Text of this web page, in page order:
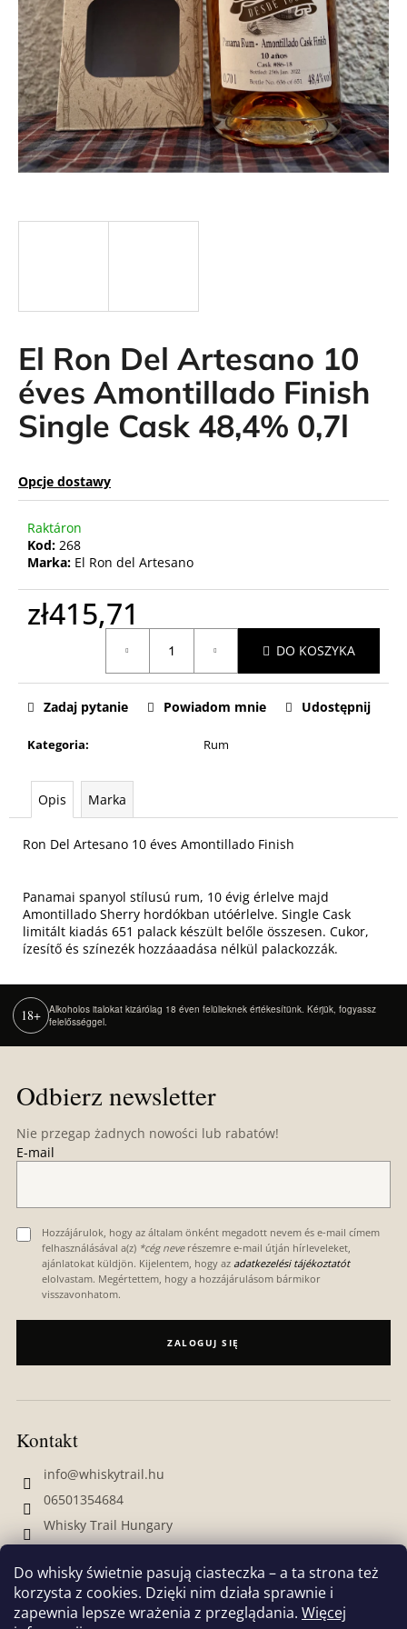
Do whisky świetnie pasują ciasteczka – a ta strona też
korzysta z cookies. Dzięki nim działa sprawnie i
zapewnia lepsze wrażenia z przeglądania. Więcej
El Ron Del Artesano 10
éves Amontillado Finish
Single Cask 48,4% 0,7l
Opcje dostawy
Raktáron
Kod: 268
Marka: El Ron del Artesano
zł415,71
DO KOSZYKA
Kategoria: Rum
Zadaj pytanie Powiadom mnie Udostępnij
Opis Marka
Ron Del Artesano 10 éves Amontillado Finish
Panamai spanyol stílusú rum, 10 évig érlelve majd
Amontillado Sherry hordókban utóérlelve. Single Cask
limitált kiadás 651 palack készült belőle összesen. Cukor,
ízesítő és színezék hozzáaadása nélkül palackozzák.
18+
Alkoholos italokat kizárólag 18 éven felülieknek értékesítünk. Kérjük, fogyassz
felelősséggel.
Odbierz newsletter
Nie przegap żadnych nowości lub rabatów!
E-mail
Hozzájárulok, hogy az általam önként megadott nevem és e-mail címem
felhasználásával a(z) *cég neverészemre e-mail útján hírleveleket,
ajánlatokat küldjön. Kijelentem, hogy az adatkezelési tájékoztatót
elolvastam. Megértettem, hogy a hozzájárulásom bármikor
visszavonhatom.
ZALOGUJ SIĘ
Kontakt
info@whiskytrail.hu
06501354684
Whisky Trail Hungary
whiskytrailhungary